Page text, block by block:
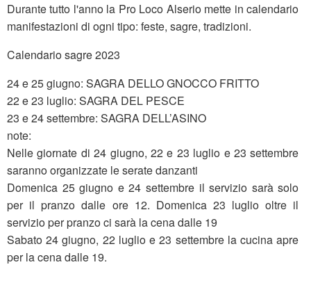
Durante tutto l'anno la Pro Loco Alserio mette in calendario
manifestazioni di ogni tipo: feste, sagre, tradizioni.
Calendario sagre 2023
24 e 25 giugno: SAGRA DELLO GNOCCO FRITTO
22 e 23 luglio: SAGRA DEL PESCE
23 e 24 settembre: SAGRA DELL’ASINO
note:
Nelle giornate di 24 giugno, 22 e 23 luglio e 23 settembre
saranno organizzate le serate danzanti
Domenica 25 giugno e 24 settembre il servizio sarà solo
per il pranzo dalle ore 12. Domenica 23 luglio oltre il
servizio per pranzo ci sarà la cena dalle 19
Sabato 24 giugno, 22 luglio e 23 settembre la cucina apre
per la cena dalle 19.